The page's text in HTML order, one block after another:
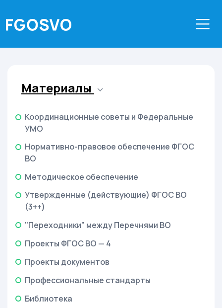
Материалы
Координационные советы и Федеральные
УМО
Нормативно-правовое обеспечение ФГОС
ВО
Методическое обеспечение
Утвержденные (действующие) ФГОС ВО
(3++)
"Переходники" между Перечнями ВО
Проекты ФГОС ВО — 4
Проекты документов
Профессиональные стандарты
Библиотека